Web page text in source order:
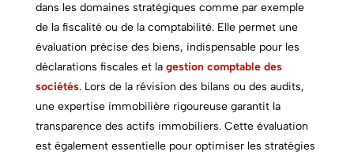
dans les domaines stratégiques comme par exemple
de la fiscalité ou de la comptabilité. Elle permet une
évaluation précise des biens, indispensable pour les
déclarations fiscales et la gestion comptable des
sociétés. Lors de la révision des bilans ou des audits,
une expertise immobilière rigoureuse garantit la
transparence des actifs immobiliers. Cette évaluation
est également essentielle pour optimiser les stratégies